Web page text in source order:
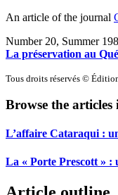
An article of the journal
Number 20, Summer
La préservation au
Tous droits réservés ©
Browse the articles
L’affaire Cataraqui :
La « Porte Prescott »